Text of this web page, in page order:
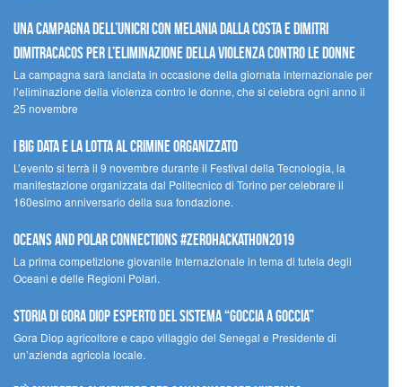
Una campagna dell’UNICRI con Melania Dalla Costa e Dimitri
Dimitracacos per l’eliminazione della violenza contro le donne
La campagna sarà lanciata in occasione della giornata internazionale per
l’eliminazione della violenza contro le donne, che si celebra ogni anno il
25 novembre
I Big Data e la lotta al crimine organizzato
L’evento si terrà il 9 novembre durante il Festival della Tecnologia, la
manifestazione organizzata dal Politecnico di Torino per celebrare il
160esimo anniversario della sua fondazione.
Oceans and Polar Connections #ZEROHackathon2019
La prima competizione giovanile Internazionale in tema di tutela degli
Oceani e delle Regioni Polari.
STORIA DI GORA DIOP ESPERTO DEL SISTEMA “GOCCIA A GOCCIA”
Gora Diop agricoltore e capo villaggio del Senegal e Presidente di
un’azienda agricola locale.